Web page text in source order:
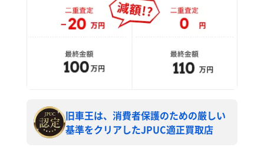
旧車王は、消費者保護のための厳しい
基準をクリアしたJPUC適正買取店